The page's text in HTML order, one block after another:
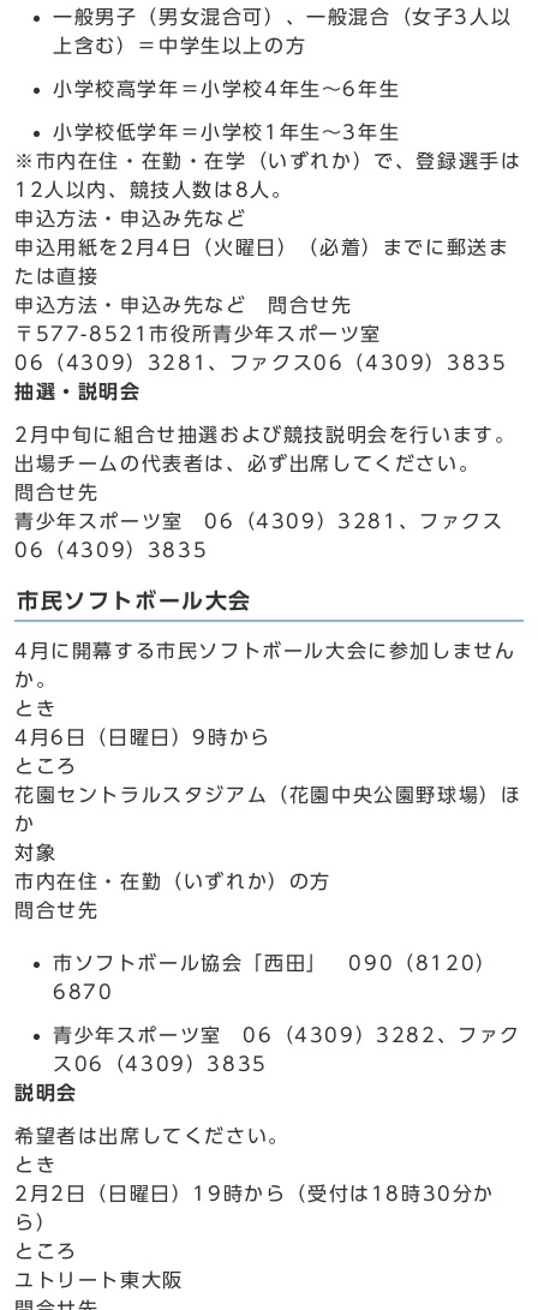
一般男子（男女混合可）、一般混合（女子3人以
上含む）＝中学生以上の方
小学校高学年＝小学校4年生～6年生
小学校低学年＝小学校1年生～3年生
※市内在住・在勤・在学（いずれか）で、登録選手は
12人以内、競技人数は8人。
申込方法・申込み先など
申込用紙を2月4日（火曜日）（必着）までに郵送ま
たは直接
申込方法・申込み先など 問合せ先
〒577-8521市役所青少年スポーツ室
06（4309）3281、ファクス06（4309）3835
抽選・説明会
2月中旬に組合せ抽選および競技説明会を行います。
出場チームの代表者は、必ず出席してください。
問合せ先
青少年スポーツ室 06（4309）3281、ファクス
06（4309）3835
市民ソフトボール大会
4月に開幕する市民ソフトボール大会に参加しません
か。
とき
4月6日（日曜日）9時から
ところ
花園セントラルスタジアム（花園中央公園野球場）ほ
か
対象
市内在住・在勤（いずれか）の方
問合せ先
市ソフトボール協会「西田」 090（8120）
6870
青少年スポーツ室 06（4309）3282、ファク
ス06（4309）3835
説明会
希望者は出席してください。
とき
2月2日（日曜日）19時から（受付は18時30分か
ら）
ところ
ユトリート東大阪